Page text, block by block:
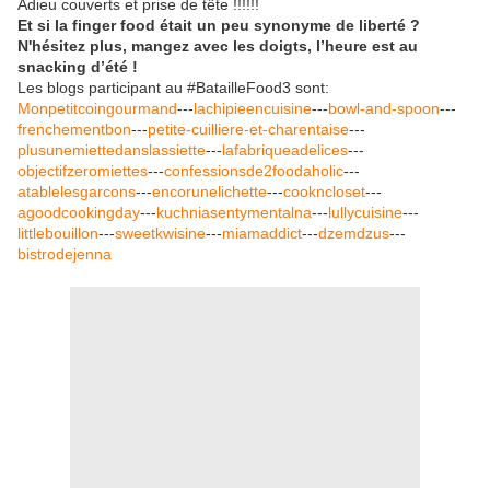
Adieu couverts et prise de tête !!!!!!
Et si la finger food était un peu synonyme de liberté ?
N'hésitez plus, mangez avec les doigts, l’heure est au
snacking d’été !
Les blogs participant au #BatailleFood3 sont:
Monpetitcoingourmand---lachipieencuisine---bowl-and-spoon---
frenchementbon---petite-cuilliere-et-charentaise---
plusunemiettedanslassiette---lafabriqueadelices---
objectifzeromiettes---confessionsde2foodaholic---
atablelesgarcons---encorunelichette---cookncloset---
agoodcookingday---kuchniasentymentalna---lullycuisine---
littlebouillon---sweetkwisine---miamaddict---dzemdzus---
bistrodejenna